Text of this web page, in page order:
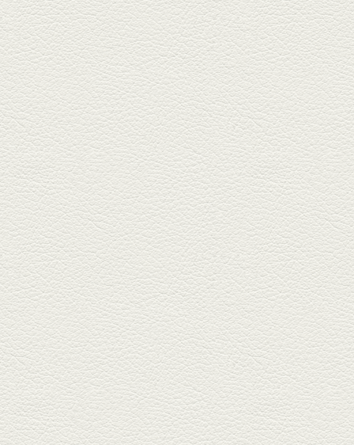
生姜香る鮭とイクラの土
鍋ご飯 など
銀杏中通りにこの春オープンし
た「創作ダイニング真」へ。暑
い夏...
2025年6月13日放送
ﾊﾓの季節野菜あんかけ＆
どんぐりﾎﾟｰｸ西京焼き
西銀座通り、若き和の料理人の
名店「旬味こさか」で夏の味を
堪能...
2025年5月23日放送
明太もちチーズもんじゃ
銀座中通りで深夜３時まで営業
している「もんじゃ焼きかめの
や」...
2025年5月2日放送
ミックス水餃子＆麻婆豆
腐
新水前寺駅そばの人気店「中華
料理 福来亭」へ。「しろ」ロッ
ク...
2025年4月11日放送
きびなごの塩焼き＆黒豚
しゃぶしゃぶ